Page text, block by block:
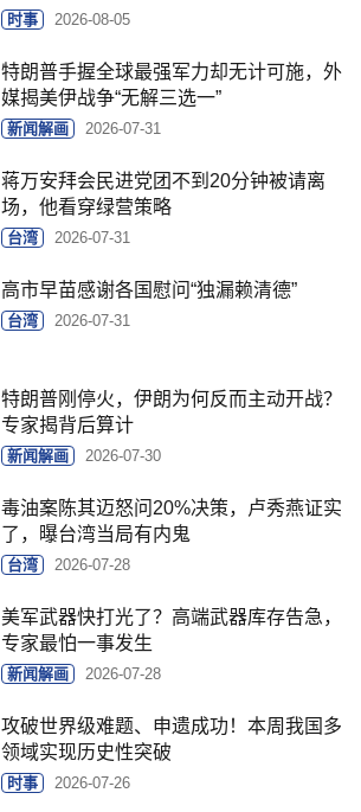
时事 2026-08-05
特朗普手握全球最强军力却无计可施，外
媒揭美伊战争“无解三选一”
新闻解画 2026-07-31
蒋万安拜会民进党团不到20分钟被请离
场，他看穿绿营策略
台湾 2026-07-31
高市早苗感谢各国慰问“独漏赖清德”
台湾 2026-07-31
特朗普刚停火，伊朗为何反而主动开战？
专家揭背后算计
新闻解画 2026-07-30
毒油案陈其迈怒问20%决策，卢秀燕证实
了，曝台湾当局有内鬼
台湾 2026-07-28
美军武器快打光了？高端武器库存告急，
专家最怕一事发生
新闻解画 2026-07-28
攻破世界级难题、申遗成功！本周我国多
领域实现历史性突破
时事 2026-07-26